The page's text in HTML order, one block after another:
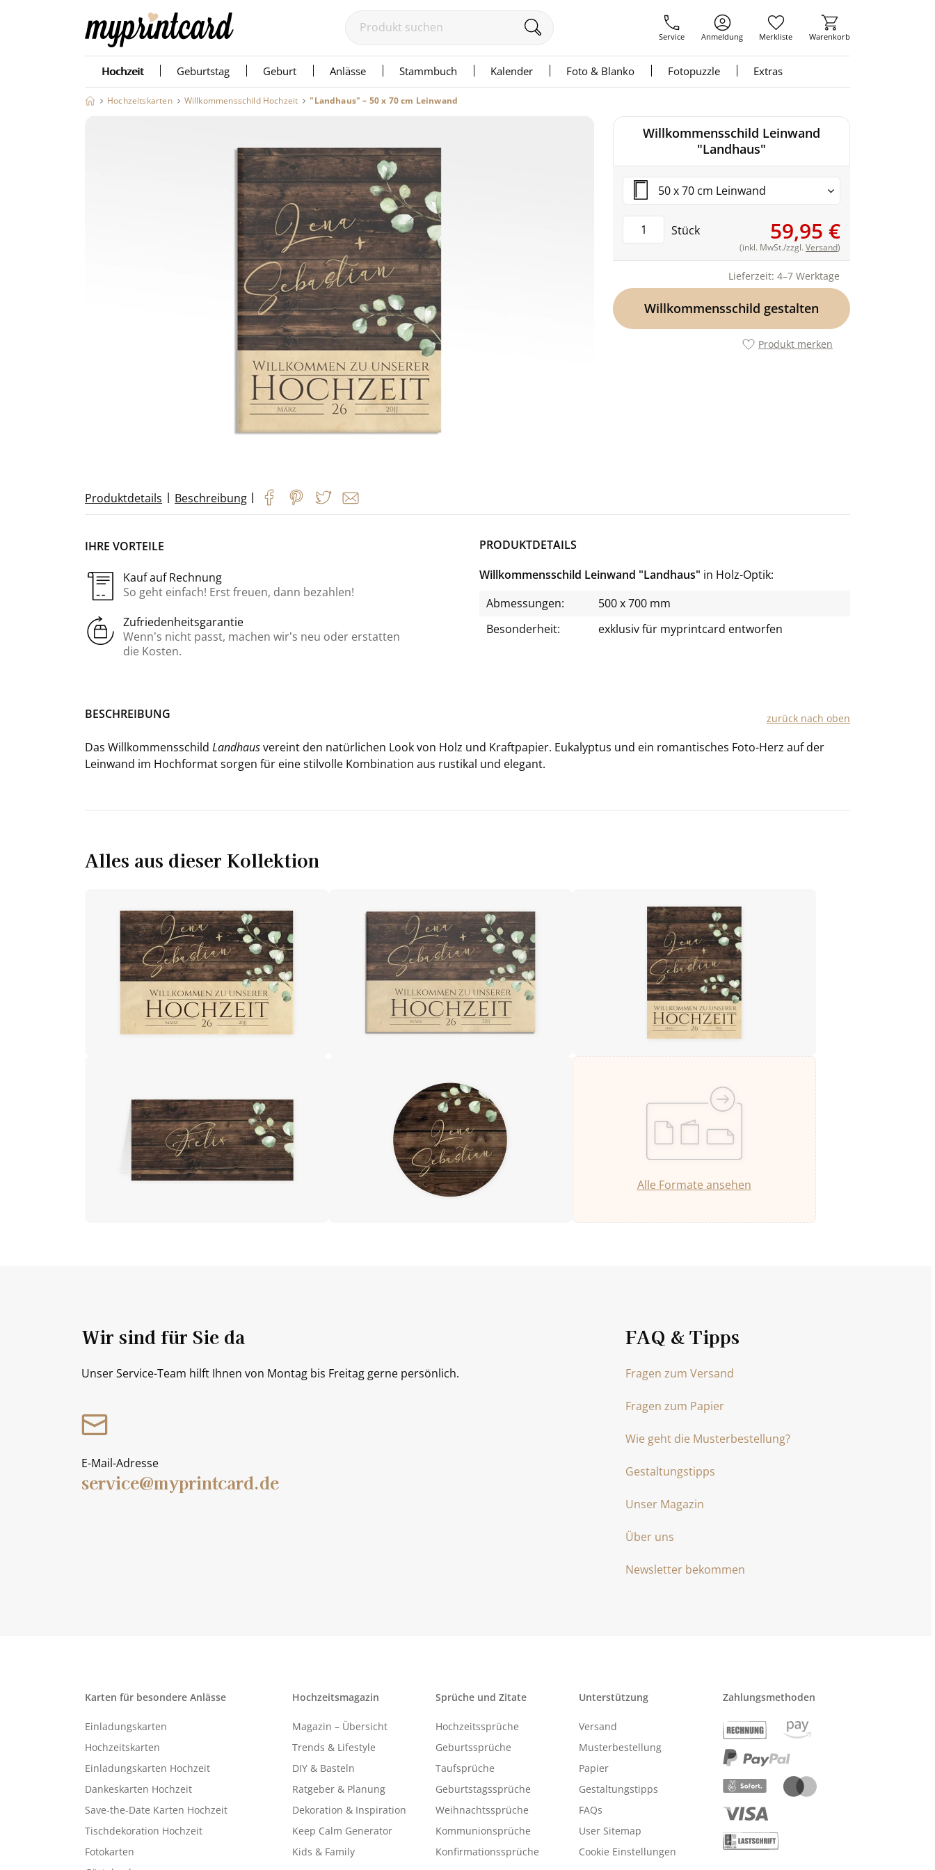
Service Anmeldung Merkliste Warenkorb
Hochzeit Geburtstag Geburt Anlässe Stammbuch Kalender Foto & Blanko Fotopuzzle Extras
Hochzeitskarten Willkommensschild Hochzeit "Landhaus" – 50 x 70 cm Leinwand
Willkommensschild Leinwand
"Landhaus"
50 x 70 cm Leinwand
Stück 59,95 €
(inkl. MwSt./zzgl. Versand)
Lieferzeit: 4–7 Werktage
Willkommensschild gestalten
Produkt merken
Produktdetails | Beschreibung |
IHRE VORTEILE
Kauf auf Rechnung
So geht einfach! Erst freuen, dann bezahlen!
Zufriedenheitsgarantie
Wenn’s nicht passt, machen wir’s neu oder erstatten
die Kosten.
PRODUKTDETAILS
Willkommensschild Leinwand "Landhaus" in Holz-Optik
Abmessungen:
500 x 700 mm
Besonderheit:
exklusiv für myprintcard entworfen
BE­SCHREI­BUNG zu­rück nach oben
Das Will­kom­mens­schild Land­hausver­eint den na­tür­li­chen Look von Holz und Kraft­pa­pier. Eu­ka­lyp­tus und ein ro­man­ti­sches Foto-​Herz auf der
Lein­wand im Hoch­for­mat sor­gen für eine stil­vol­le Kom­bi­na­ti­on aus rus­ti­kal und ele­gant.
Alles aus dieser Kollektion
Alle Formate ansehen
FAQ & Tipps
Fragen zum Versand
Fragen zum Papier
Wie geht die Musterbestellung?
Gestaltungstipps
Unser Magazin
Über uns
Newsletter bekommen
Wir sind für Sie da
Unser Service-Team hilft Ihnen von Montag bis Freitag gerne persönlich.
E-Mail-Adresse
service@myprintcard.de
Karten für besondere Anlässe
Einladungskarten
Hochzeitskarten
Einladungskarten Hochzeit
Dankeskarten Hochzeit
Save-the-Date Karten Hochzeit
Tischdekoration Hochzeit
Fotokarten
Hochzeitsmagazin
Magazin – Übersicht
Trends & Lifestyle
DIY & Basteln
Ratgeber & Planung
Dekoration & Inspiration
Keep Calm Generator
Kids & Family
Sprüche und Zitate
Hochzeitssprüche
Geburtssprüche
Taufsprüche
Geburtstagssprüche
Weihnachtssprüche
Kommunionsprüche
Konfirmationssprüche
Unterstützung
Versand
Musterbestellung
Papier
Gestaltungstipps
FAQs
User Sitemap
Cookie Einstellungen
Zahlungsmethoden